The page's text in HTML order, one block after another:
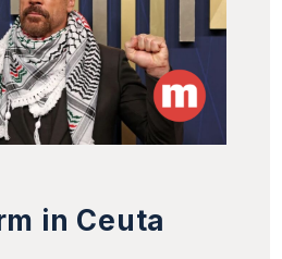
in Ceuta